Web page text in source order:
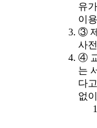
유
이
③
사
④
는
다
없